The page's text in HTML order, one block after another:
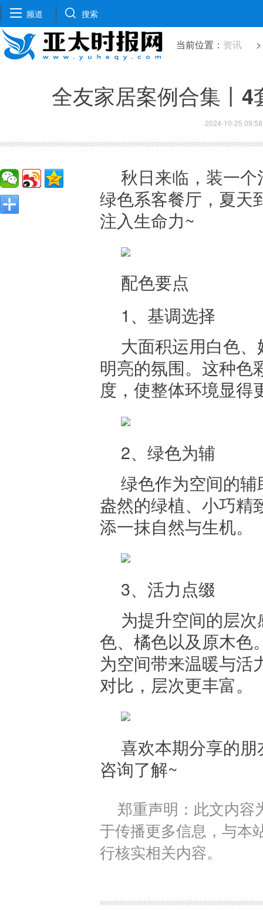
频道 搜索
当前位置： 资讯
全友家居案例合集丨
2024-10-25 09:58
秋日来临，装一
绿色系客餐厅，夏天
注入生命力~
配色要点
1、基调选择
大面积运用白色
明亮的氛围。这种色
度，使整体环境显得
2、绿色为辅
绿色作为空间的
盎然的绿植、小巧精
添一抹自然与生机。
3、活力点缀
为提升空间的层
色、橘色以及原木色
为空间带来温暖与活
对比，层次更丰富。
喜欢本期分享的
咨询了解~
郑重声明：此文内容
于传播更多信息，与本
行核实相关内容。